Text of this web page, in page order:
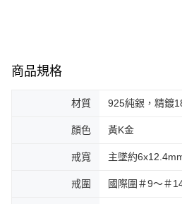
商品規格
材質 925純銀，精鍍
顏色 黃K金
戒寬 主墜約
戒圍 國際圍＃9～＃